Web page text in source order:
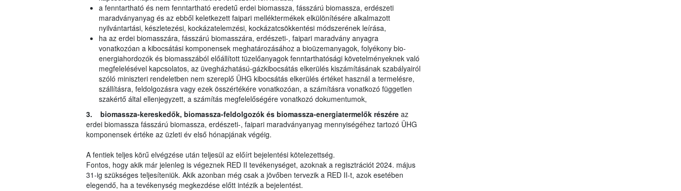
a fenntartható és nem fenntartható eredetű erdei biomassza, fásszárú biomassza, erdészeti
maradványanyag és az ebből keletkezett faipari melléktermékek elkülönítésére alkalmazott
nyilvántartási, készletezési, kockázatelemzési, kockázatcsökkentési módszerének leírása,
ha az erdei biomasszára, fásszárú biomasszára, erdészeti-, faipari maradvány anyagra
vonatkozóan a kibocsátási komponensek meghatározásához a bioüzemanyagok, folyékony bio-
energiahordozók és biomasszából előállított tüzelőanyagok fenntarthatósági követelményeknek való
megfelelésével kapcsolatos, az üvegházhatású-gázkibocsátás elkerülés kiszámításának szabályairól
szóló miniszteri rendeletben nem szereplő ÜHG kibocsátás elkerülés értéket használ a termelésre,
szállításra, feldolgozásra vagy ezek összértékére vonatkozóan, a számításra vonatkozó független
szakértő által ellenjegyzett, a számítás megfelelőségére vonatkozó dokumentumok,
3. biomassza-kereskedők, biomassza-feldolgozók és biomassza-energiatermelők részéreaz
erdei biomassza fásszárú biomassza, erdészeti-, faipari maradványanyag mennyiségéhez tartozó ÜHG
komponensek értéke az üzleti év első hónapjának végéig.
A fentiek teljes körű elvégzése után teljesül az előírt bejelentési kötelezettség.
Fontos, hogy akik már jelenleg is végeznek RED II tevékenységet, azoknak a regisztrációt 2024. május
31-ig szükséges teljesíteniük. Akik azonban még csak a jövőben tervezik a RED II-t, azok esetében
elegendő, ha a tevékenység megkezdése előtt intézik a bejelentést.